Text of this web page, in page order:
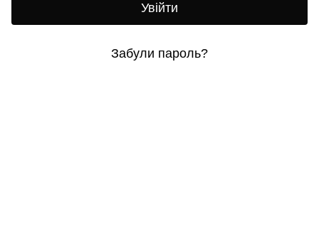
Увійти
Забули пароль?